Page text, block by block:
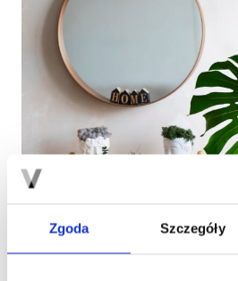
Zgoda Szczegóły